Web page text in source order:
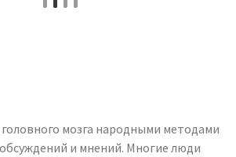
мозга народными методами
и мнений. Многие люди